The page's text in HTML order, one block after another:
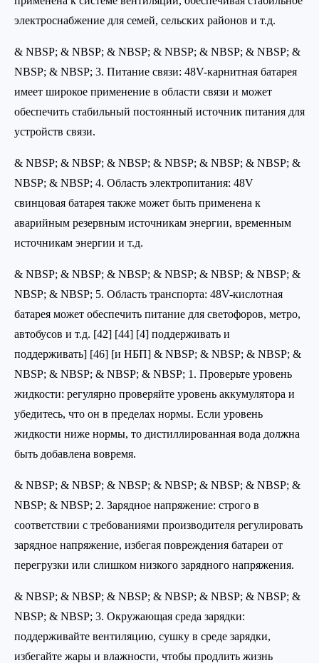
электроснабжение для семей, сельских районов и т.д.
& NBSP; & NBSP; & NBSP; & NBSP; & NBSP; & NBSP; &
NBSP; & NBSP; 3. Питание связи: 48V-карнитная батарея
имеет широкое применение в области связи и может
обеспечить стабильный постоянный источник питания для
устройств связи.
& NBSP; & NBSP; & NBSP; & NBSP; & NBSP; & NBSP; &
NBSP; & NBSP; 4. Область электропитания: 48V
свинцовая батарея также может быть применена к
аварийным резервным источникам энергии, временным
источникам энергии и т.д.
& NBSP; & NBSP; & NBSP; & NBSP; & NBSP; & NBSP; &
NBSP; & NBSP; 5. Область транспорта: 48V-кислотная
батарея может обеспечить питание для светофоров, метро,
автобусов и т.д. [42] [44] [4] поддерживать и
поддерживать] [46] [и НБП] & NBSP; & NBSP; & NBSP; &
NBSP; & NBSP; & NBSP; & NBSP; 1. Проверьте уровень
жидкости: регулярно проверяйте уровень аккумулятора и
убедитесь, что он в пределах нормы. Если уровень
жидкости ниже нормы, то дистиллированная вода должна
быть добавлена вовремя.
& NBSP; & NBSP; & NBSP; & NBSP; & NBSP; & NBSP; &
NBSP; & NBSP; 2. Зарядное напряжение: строго в
соответствии с требованиями производителя регулировать
зарядное напряжение, избегая повреждения батареи от
перегрузки или слишком низкого зарядного напряжения.
& NBSP; & NBSP; & NBSP; & NBSP; & NBSP; & NBSP; &
NBSP; & NBSP; 3. Окружающая среда зарядки:
поддерживайте вентиляцию, сушку в среде зарядки,
избегайте жары и влажности, чтобы продлить жизнь